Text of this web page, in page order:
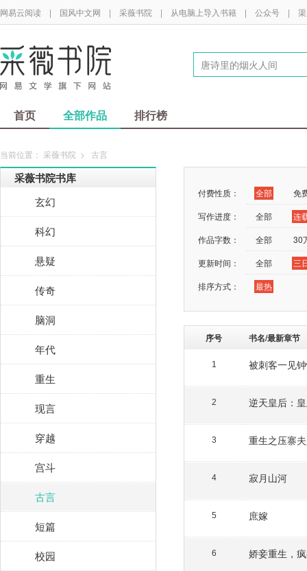
网易云阅读 | 国风中文网 | 采薇书院 | 从电脑上导入书籍 | 公众号 |
首页 全部作品 排行榜
当前位置： 采薇书院 > 古言
采薇书院书库
玄幻
科幻
悬疑
传奇
脑洞
年代
重生
现言
穿越
宫斗
古言
短篇
校园
付费性质： 全部
免
写作进度：
全部
连
作品字数：
全部
30
更新时间：
全部
三
排序方式：
最热
序号 书名/最新章节
1 被刺客一见
2 逆天皇后：
3 重生之压寨
4 寂月山河
5 庶嫁
6 娇妾重生，